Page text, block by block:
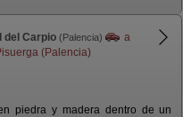
del Carpio (Palencia)
a
(Palencia)
piedra y madera dentro de un